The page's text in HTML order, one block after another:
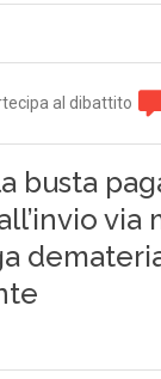
al dibattito
busta